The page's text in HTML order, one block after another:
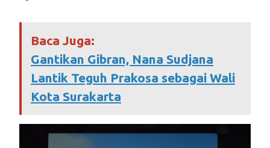
Baca Juga:
Gantikan Gibran, Nana Sudjana
Lantik Teguh Prakosa sebagai Wali
Kota Surakarta